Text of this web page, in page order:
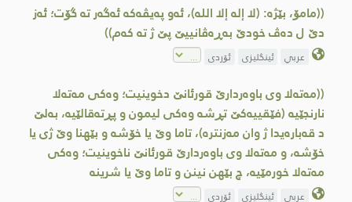
((مامۆ، بێژه‌: (لا إله إلا الله)، ئه‌و په‌یڤه‌كه‌ ئه‌گه‌ر ته‌ گۆت؛ ئه‌ز
دێ ل ده‌ڤ خودێ به‌ڕه‌ڤانییێ پێ ژ ته‌ كه‌م))
عربي ئینگلیزی ئۆردی
((مه‌ته‌لا وی باوه‌ردارێ قورئانێ دخوینیت؛ وه‌كی مه‌ته‌لا
نارنجێیه‌ (فێقییه‌كێ تڕشه‌ وه‌كی لیمون و پڕته‌قالێیه‌، به‌لێ
د قه‌باره‌یدا ژ وان مه‌زنتره‌)، تاما وێ یا خۆشه‌ و بێهنا وێ ژی یا
خۆشه‌، و مه‌ته‌لا وی باوه‌ردارێ قورئانێ ناخوینیت؛ وه‌كی
مه‌ته‌لا خورمێیه‌، چ بێهن نینن و تاما وێ یا شرینه‌
عربي ئینگلیزی ئۆردی